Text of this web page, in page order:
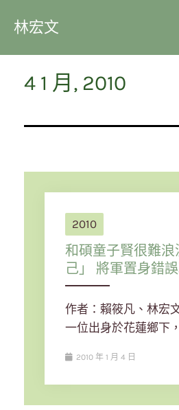
林宏文
4 1 月, 2010
2010
和碩童子賢很難浪
己」 將軍置身錯
作者：賴筱凡、林宏
一位出身於花蓮鄉下
2010 年 1 月 4 日